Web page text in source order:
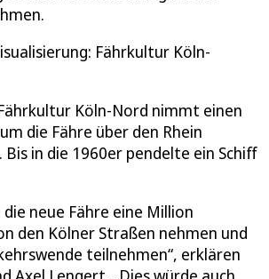
Fährkultur Köln-
Köln-Nord nimmt einen
die Fähre über den Rhein
in die 1960er pendelte ein Schiff
die neue Fähre eine Million
den Kölner Straßen nehmen und
teilnehmen“, erklären